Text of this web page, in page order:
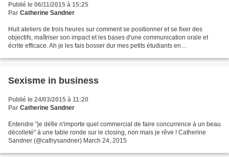
Publié le 06/11/2015 à 15:25
Par Catherine Sandner
Huit ateliers de trois heures sur comment se positionner et se fixer des
objectifs, maîtriser son impact et les bases d'une communication orale et
écrite efficace. Ah je les fais bosser dur mes petits étudiants en
Sexisme in business
Publié le 24/03/2015 à 11:20
Par Catherine Sandner
Entendre "je défie n'importe quel commercial de faire concurrence à un beau
décolleté" à une table ronde sur le closing, non mais je rêve ! Catherine
Sandner (@cathysandner) March 24, 2015